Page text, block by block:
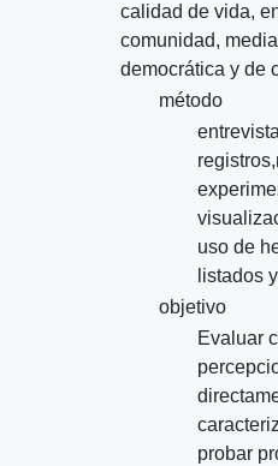
calidad de vida,
comunidad,
democrática y de
método
uso de
listados
objetivo
Evaluar
probar